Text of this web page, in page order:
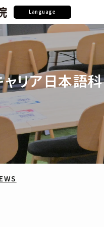
Language
ャリア日本語科